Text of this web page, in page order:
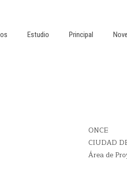
Estudio Principal
ONCE
CIUDAD
Área de